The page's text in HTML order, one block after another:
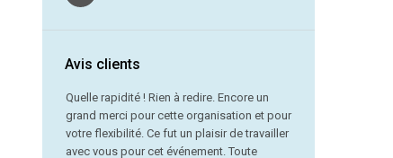
Avis clients
Quelle rapidité ! Rien à redire. Encore un
grand merci pour cette organisation et pour
votre flexibilité. Ce fut un plaisir de travailler
avec vous pour cet événement. Toute